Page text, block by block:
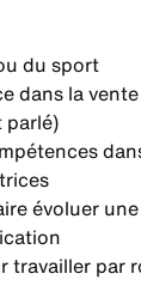
du sport
dans la
parlé)
évoluer
par